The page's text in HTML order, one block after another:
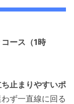
ース（1時
止まりやすいポ
わず一直線に回る